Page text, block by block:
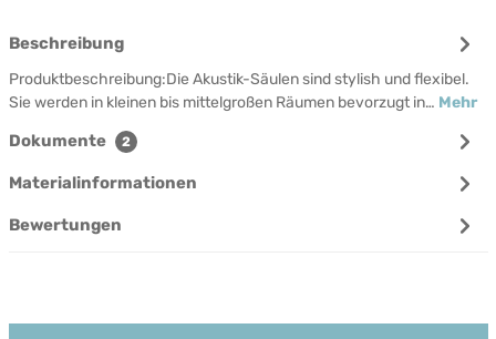
Beschreibung
Produktbeschreibung:Die Akustik-Säulen sind stylish und flexibel.
Sie werden in kleinen bis mittelgroßen Räumen bevorzugt in… Mehr
Dokumente 2
Materialinformationen
Bewertungen